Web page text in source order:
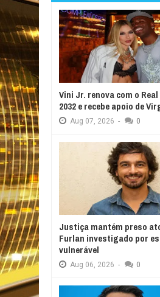
Vini Jr. renova com o
2032 e recebe apoio de
Aug 07, 2026 - 0
Justiça mantém preso
Furlan investigado por
vulnerável
Aug 06, 2026 - 0